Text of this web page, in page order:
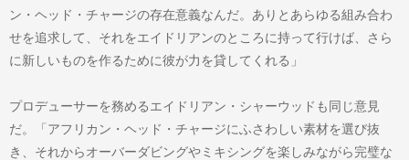
ン・ヘッド・チャージの存在意義なんだ。ありとあらゆる組み合わ
せを追求して、それをエイドリアンのところに持って行けば、さら
に新しいものを作るために彼が力を貸してくれる」
プロデューサーを務めるエイドリアン・シャーウッドも同じ意見
だ。「アフリカン・ヘッド・チャージにふさわしい素材を選び抜
き、それからオーバーダビングやミキシングを楽しみながら完璧な